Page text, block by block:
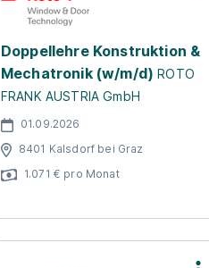
Doppellehre Konstruktion &
Mechatronik (w/m/d) ROTO
FRANK AUSTRIA GmbH
01.09.2026
8401 Kalsdorf bei Graz
1.071 € pro Monat